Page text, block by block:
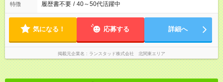
特徴 履歴書不要 / 40～50代活躍中
気になる！ 応募する 詳細へ
掲載元企業名 ランスタッド株式会社 北関東エリア